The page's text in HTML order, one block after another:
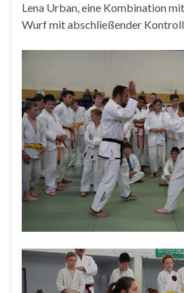
Lena Urban, eine Kombination
Wurf mit abschließender